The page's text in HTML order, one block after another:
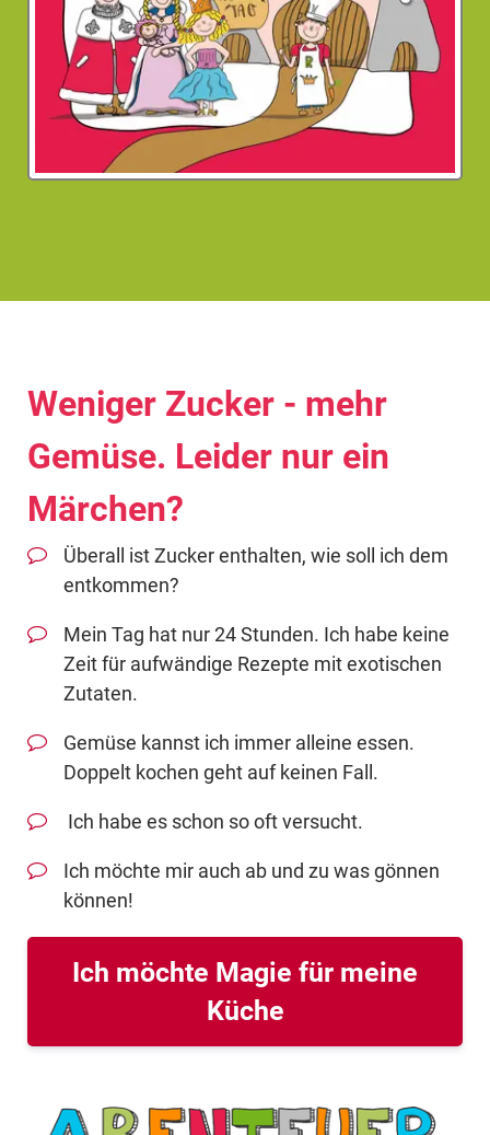
Weniger Zucker - mehr
Gemüse. Leider nur ein
Märchen?
Überall ist Zucker enthalten, wie soll ich dem
entkommen?
Mein Tag hat nur 24 Stunden. Ich habe keine
Zeit für aufwändige Rezepte mit exotischen
Zutaten.
Gemüse kannst ich immer alleine essen.
Doppelt kochen geht auf keinen Fall.
Ich habe es schon so oft versucht.
Ich möchte mir auch ab und zu was gönnen
können!
Ich möchte Magie für meine
Küche